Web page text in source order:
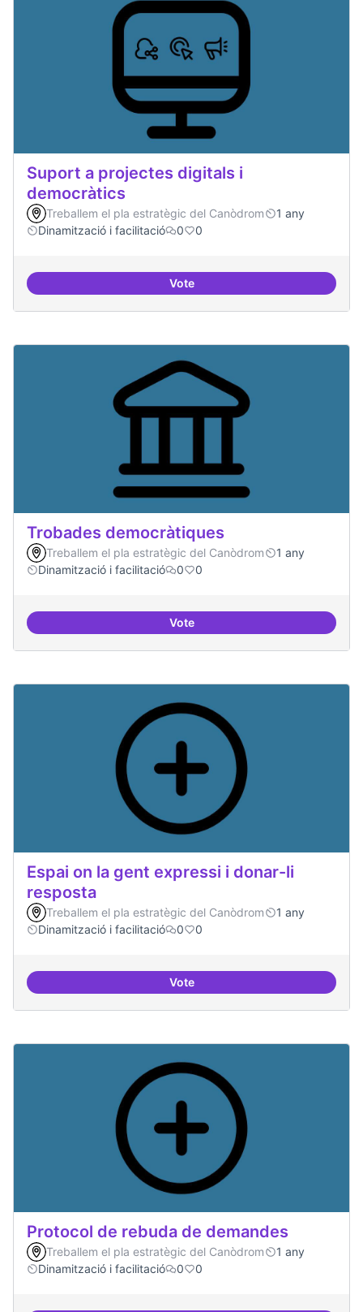
Suport a projectes digitals i
democràtics
Treballem el pla estratègic del Canòdrom
1 any
Dinamització i facilitació
0 0
VoteSuport a projectes digitals i
Trobades democràtiques
Treballem el pla estratègic del Canòdrom
1 any
Dinamització i facilitació
0 0
VoteTrobades democràtiques
Espai on la gent expressi i donar-li
resposta
Treballem el pla estratègic del Canòdrom
1 any
Dinamització i facilitació
0 0
VoteEspai on la gent expressi i
Protocol de rebuda de demandes
Treballem el pla estratègic del Canòdrom
1 any
Dinamització i facilitació
0 0